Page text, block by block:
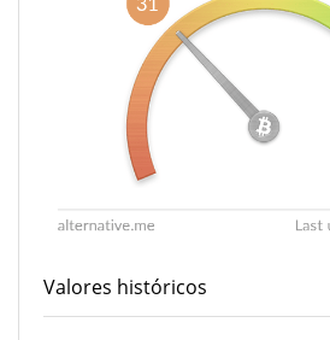
Valores históricos